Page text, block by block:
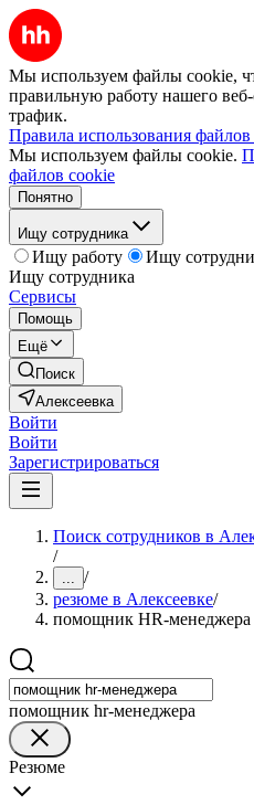
Мы используем файлы cookie,
правильную работу нашего веб-
трафик.
Правила использования
Мы используем файлы cookie.
файлов cookie
Понятно
Ищу сотрудника
Ищу работу
Ищу
Ищу сотрудника
Сервисы
Помощь
Ещё
Поиск
Алексеевка
Войти
Войти
Зарегистрироваться
Поиск сотрудников в
/
... /
резюме в Алексеевке/
помощник HR-менеджера
помощник hr-менеджера
Резюме